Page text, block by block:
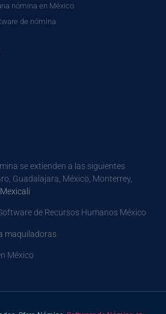
nómina en México
de nómina
se extienden a las siguientes
Guadalajara México Monterrey,
Mexicali
de Recursos Humanos México
maquiladoras
México